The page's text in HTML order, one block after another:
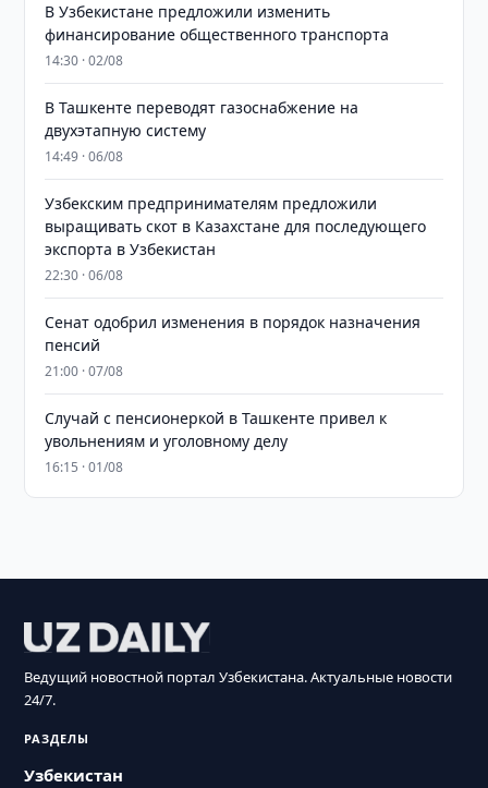
В Узбекистане предложили изменить
финансирование общественного транспорта
14:30 · 02/08
В Ташкенте переводят газоснабжение на
двухэтапную систему
14:49 · 06/08
Узбекским предпринимателям предложили
выращивать скот в Казахстане для последующего
экспорта в Узбекистан
22:30 · 06/08
Сенат одобрил изменения в порядок назначения
пенсий
21:00 · 07/08
Случай с пенсионеркой в Ташкенте привел к
увольнениям и уголовному делу
16:15 · 01/08
Ведущий новостной портал Узбекистана. Актуальные новости
24/7.
РАЗДЕЛЫ
Узбекистан